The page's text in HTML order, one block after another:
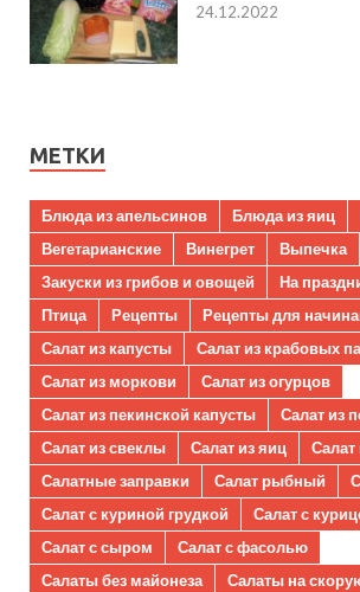
24.12.2022
МЕТКИ
Блюда из апельсинов Блюда из яиц
Вегетарианские
Винегрет Выпечка
Закуски из грибов и овощей
На
Птица
Рецепты
Рецепты для
Салат из капусты
Салат из крабовых
Салат из моркови
Салат из огурцов
Салат из пекинской капусты
Салат из
Салат из свеклы
Салат из яиц
Салатные заправки
Салат рыбный
Салат с куриной грудкой
Салат с
Салат с сыром
Салат с фасолью
Салаты без майонеза
Салаты на